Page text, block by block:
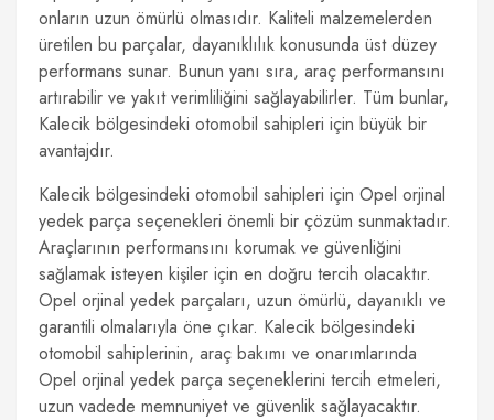
onların uzun ömürlü olmasıdır. Kaliteli malzemelerden
üretilen bu parçalar, dayanıklılık konusunda üst düzey
performans sunar. Bunun yanı sıra, araç performansını
artırabilir ve yakıt verimliliğini sağlayabilirler. Tüm bunlar,
Kalecik bölgesindeki otomobil sahipleri için büyük bir
avantajdır.
Kalecik bölgesindeki otomobil sahipleri için Opel orjinal
yedek parça seçenekleri önemli bir çözüm sunmaktadır.
Araçlarının performansını korumak ve güvenliğini
sağlamak isteyen kişiler için en doğru tercih olacaktır.
Opel orjinal yedek parçaları, uzun ömürlü, dayanıklı ve
garantili olmalarıyla öne çıkar. Kalecik bölgesindeki
otomobil sahiplerinin, araç bakımı ve onarımlarında
Opel orjinal yedek parça seçeneklerini tercih etmeleri,
uzun vadede memnuniyet ve güvenlik sağlayacaktır.